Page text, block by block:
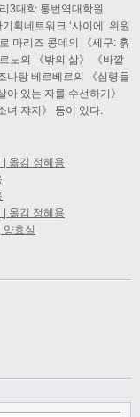
3대학 통번역대학원
획네트워크 ‘사이에’ 위원
마리즈 콩데의 《세구: 흙
노의 《밖의 삶》 《바깥
나탕 베르베르의 《심령들
있는 자를 수선하기》
녀 쟈지》 등이 있다.
| 옮김 정혜용
| 옮김 정혜용
효실